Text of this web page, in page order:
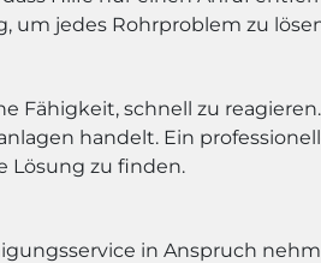
um jedes Rohrproblem zu
Fähigkeit, schnell zu
handelt. Ein
Lösung zu finden.
in Anspruch